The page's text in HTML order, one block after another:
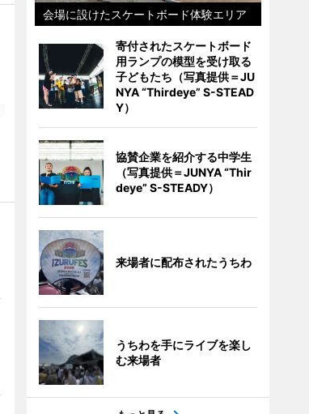
会場に設けたスケートボード体験エリア
寄付されたスケートボード
用ランプの模型を受け取る
子どもたち（写真提供＝JU
NYA “Thirdeye” S-STEAD
Y）
協賛企業を紹介する中学生
（写真提供＝JUNYA “Thir
deye” S-STEADY）
来場者に配布されたうちわ
うちわを手にライブを楽し
む来場者